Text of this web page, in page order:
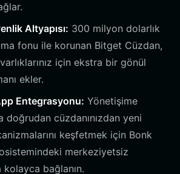
Altyapısı: 300 milyon dolarlık
fonu ile korunan Bitget Cüzdan,
için ekstra bir gönül
ekler.
Entegrasyonu: Yönetişime
doğrudan cüzdanınızdan yeni
keşfetmek için Bonk
merkeziyetsiz
bağlanın.